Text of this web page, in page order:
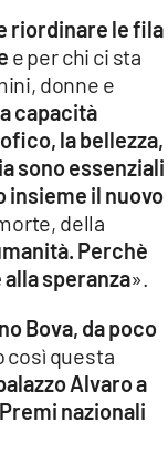
riordinare le fila
e per chi ci sta
donne e
capacità
la bellezza,
sono essenziali
insieme il nuovo
della
Perchè
speranza».
Bova, da poco
così questa
Alvaro a
nazionali